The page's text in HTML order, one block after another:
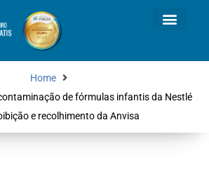
Home
de fórmulas infantis da Nestlé
e recolhimento da Anvisa